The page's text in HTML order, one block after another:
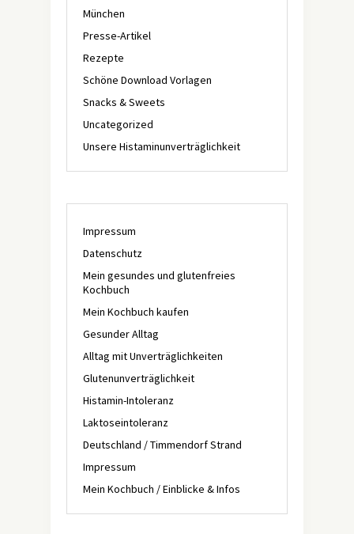
München
Presse-Artikel
Rezepte
Schöne Download Vorlagen
Snacks & Sweets
Uncategorized
Unsere Histaminunverträglichkeit
Impressum
Datenschutz
Mein gesundes und glutenfreies
Kochbuch
Mein Kochbuch kaufen
Gesunder Alltag
Alltag mit Unverträglichkeiten
Glutenunverträglichkeit
Histamin-Intoleranz
Laktoseintoleranz
Deutschland / Timmendorf Strand
Impressum
Mein Kochbuch / Einblicke & Infos